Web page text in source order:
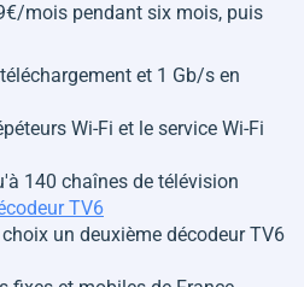
mois pendant six mois, puis
et 1 Gb/s en
Wi-Fi et le service Wi-Fi
140 chaînes de télévision
TV6
un deuxième décodeur TV6